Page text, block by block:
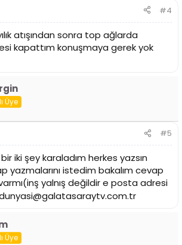
#4
atışından sonra top ağlarda
kapattım konuşmaya gerek yok
Üye
#5
iki şey karaladım herkes yazsın
yazmalarını istedim bakalım cevap
yalnış değildir e posta adresi
Üye